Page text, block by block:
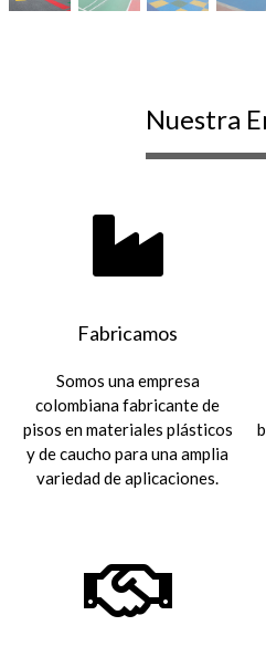
Nuestra
Fabricamos
Somos una empresa
colombiana fabricante de
pisos en materiales plásticos
y de caucho para una amplia
variedad de aplicaciones.